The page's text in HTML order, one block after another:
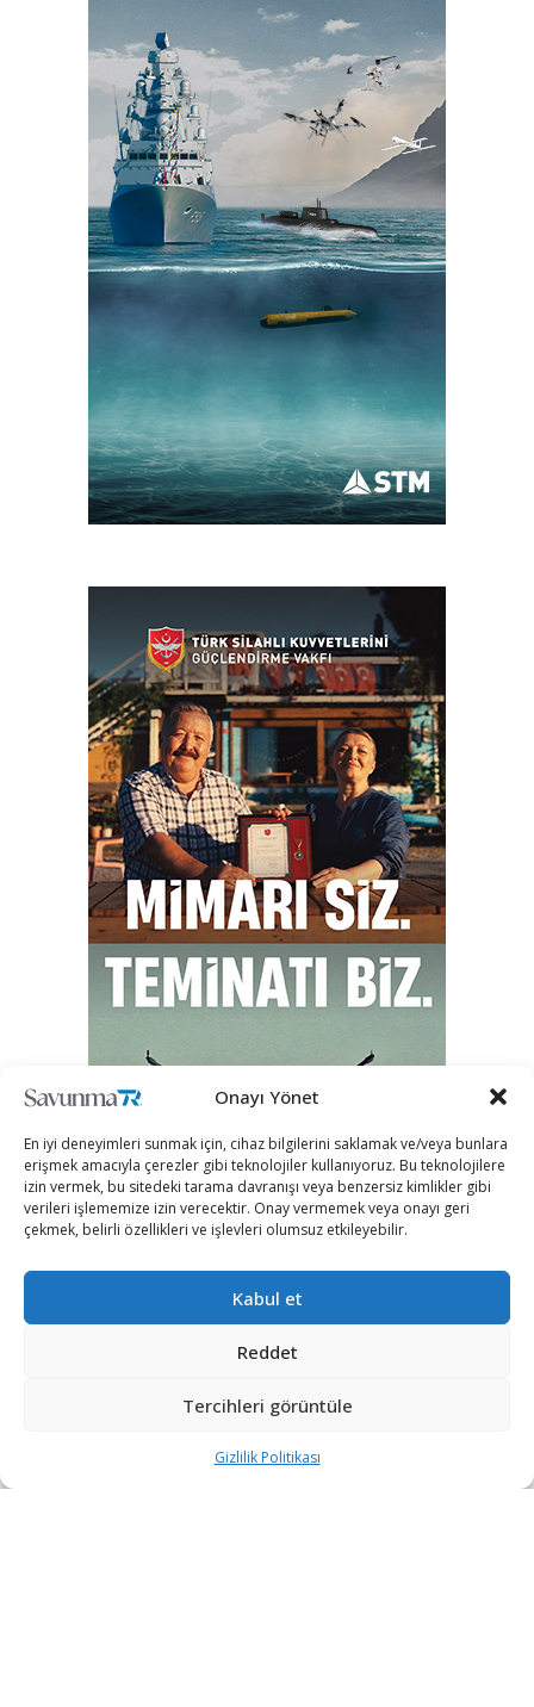
Onayı Yönet
En iyi deneyimleri sunmak için, cihaz bilgilerini saklamak ve/veya bunlara
erişmek amacıyla çerezler gibi teknolojiler kullanıyoruz. Bu teknolojilere
izin vermek, bu sitedeki tarama davranışı veya benzersiz kimlikler gibi
verileri işlememize izin verecektir. Onay vermemek veya onayı geri
çekmek, belirli özellikleri ve işlevleri olumsuz etkileyebilir.
Kabul et
Reddet
Tercihleri görüntüle
Gizlilik Politikası